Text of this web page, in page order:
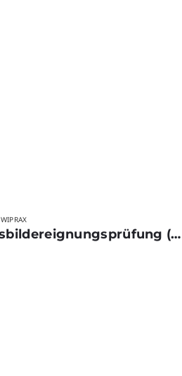
WIPRAX
AEVO-Prüfung | 400 Prüfungsfragen zur IHK-Ausbildereignungsprüfung (Ada-Schein) | Ausbildung der Ausbilder | Laufzeit 24 Monate